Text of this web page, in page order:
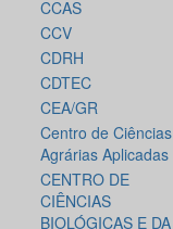
CCAS
CCV
CDRH
CDTEC
CEA/GR
Centro de Ciências
Agrárias Aplicadas
CENTRO DE
CIÊNCIAS
BIOLÓGICAS E DA